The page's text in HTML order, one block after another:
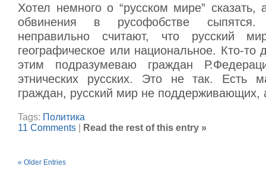
Хотел немного о “русском мире”
обвинения в русофобстве
неправильно считают, что русский
географическое или национальное. Кто-то
этим подразумеваю граждан
этнических русских. Это не так. Есть
граждан, русский мир не поддерживающих,
Tags: Политика
11 Comments
Read the rest of this entry »
« Older Entries